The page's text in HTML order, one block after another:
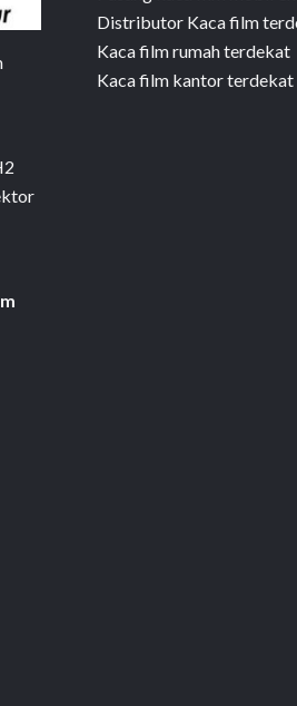
Distributor Kaca film
Kaca film rumah terdekat
Kaca film kantor terdekat